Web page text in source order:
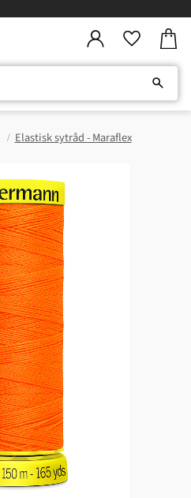
Elastisk sytråd - Maraflex